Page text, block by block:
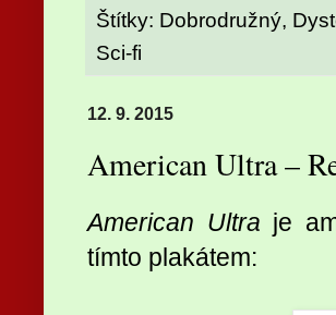
Štítky: Dobrodružný,
Sci-fi
12. 9. 2015
American Ultra –
American Ultra je
tímto plakátem: